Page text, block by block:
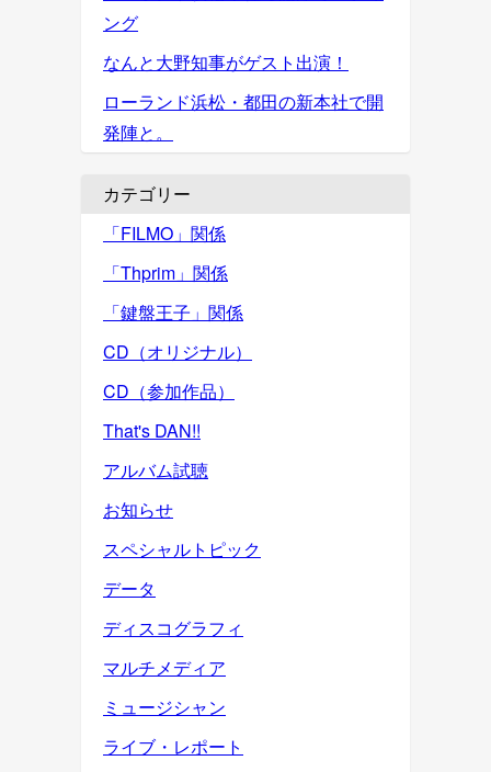
ング
なんと大野知事がゲスト出演！
ローランド浜松・都田の新本社で開
発陣と。
カテゴリー
「FILMO」関係
「Thprim」関係
「鍵盤王子」関係
CD（オリジナル）
CD（参加作品）
That's DAN!!
アルバム試聴
お知らせ
スペシャルトピック
データ
ディスコグラフィ
マルチメディア
ミュージシャン
ライブ・レポート